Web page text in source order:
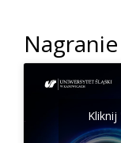
Nagranie
Kliknij